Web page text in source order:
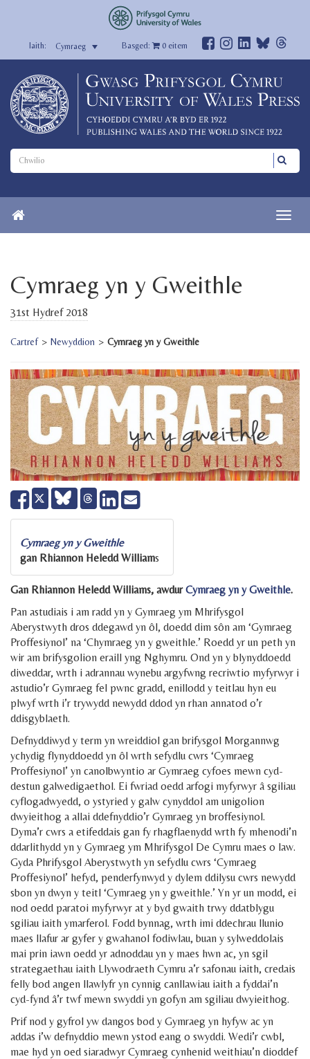
Cymraeg Basged: 0eitem
Cymraeg yn y Gweithle
31st Hydref 2018
Cartref > Newyddion > Cymraeg yn y Gweithle
Share
on
Tweet
Share
on
Send
email
Cymraeg yn y Gweithle
gan Rhiannon Heledd Williams
Gan Rhiannon Heledd Williams, awdurCymraeg yn y Gweithle.
Pan astudiais i am radd yn y Gymraeg ym Mhrifysgol
Aberystwyth dros ddegawd yn ôl, doedd dim sôn am ‘Gymraeg
Proffesiynol’ na ‘Chymraeg yn y gweithle.’ Roedd yr un peth yn
wir am brifysgolion eraill yng Nghymru. Ond yn y blynyddoedd
diweddar, wrth i adrannau wynebu argyfwng recriwtio myfyrwyr i
astudio’r Gymraeg fel pwnc gradd, enillodd y teitlau hyn eu
plwyf wrth i’r trywydd newydd ddod yn rhan annatod o’r
ddisgyblaeth.
Defnyddiwyd y term yn wreiddiol gan brifysgol Morgannwg
ychydig flynyddoedd yn ôl wrth sefydlu cwrs ‘Cymraeg
Proffesiynol’ yn canolbwyntio ar Gymraeg cyfoes mewn cyd-
destun galwedigaethol. Ei fwriad oedd arfogi myfyrwyr â sgiliau
cyflogadwyedd, o ystyried y galw cynyddol am unigolion
dwyieithog a allai ddefnyddio’r Gymraeg yn broffesiynol.
Dyma’r cwrs a etifeddais gan fy rhagflaenydd wrth fy mhenodi’n
ddarlithydd yn y Gymraeg ym Mhrifysgol De Cymru maes o law.
Gyda Phrifysgol Aberystwyth yn sefydlu cwrs ‘Cymraeg
Proffesiynol’ hefyd, penderfynwyd y dylem ddilysu cwrs newydd
sbon yn dwyn y teitl ‘Cymraeg yn y gweithle.’ Yn yr un modd, ei
nod oedd paratoi myfyrwyr at y byd gwaith trwy ddatblygu
sgiliau iaith ymarferol. Fodd bynnag, wrth imi ddechrau llunio
maes llafur ar gyfer y gwahanol fodiwlau, buan y sylweddolais
mai prin iawn oedd yr adnoddau yn y maes hwn ac, yn sgil
strategaethau iaith Llywodraeth Cymru a’r safonau iaith, credais
felly bod angen llawlyfr yn cynnig canllawiau iaith a fyddai’n
cyd-fynd â’r twf mewn swyddi yn gofyn am sgiliau dwyieithog.
Prif nod y gyfrol yw dangos bod y Gymraeg yn hyfyw ac yn
addas i’w defnyddio mewn ystod eang o swyddi. Wedi’r cwbl,
mae hyd yn oed siaradwyr Cymraeg cynhenid weithiau’n dioddef